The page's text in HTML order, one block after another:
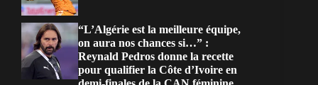
“L’Algérie est la meilleure équipe,
on aura nos chances si…” :
Reynald Pedros donne la recette
pour qualifier la Côte d’Ivoire en